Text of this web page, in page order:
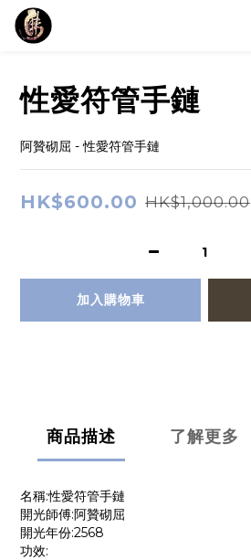
性愛符管手鏈
阿贊砌屈 - 性愛符管手鏈
HK$600.00 HK$1,000.00
加入購物車
商品描述 了解更多
名稱:性愛符管手鏈
開光師傅:阿贊砌屈
開光年份:2568
功效: